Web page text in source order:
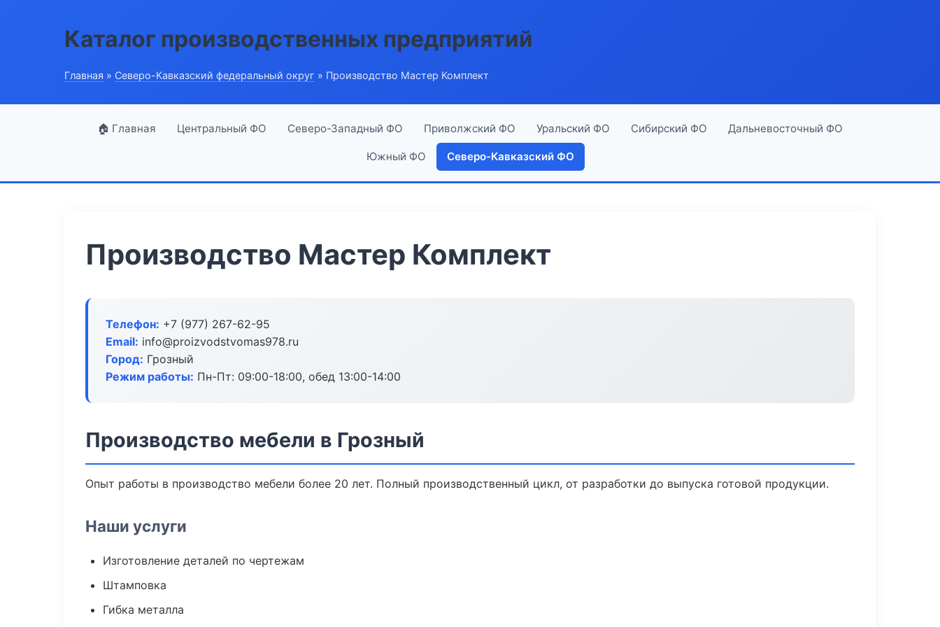
Каталог производственных предприятий
Главная » Северо-Кавказский федеральный округ » Производство Мастер Комплект
🏠 Главная Центральный ФО Северо-Западный ФО Приволжский ФО Уральский ФО Сибирский ФО Дальневосточный ФО
Южный ФО Северо-Кавказский ФО
Производство Мастер Комплект
Телефон: +7 (977) 267-62-95
Email: info@proizvodstvomas978.ru
Город: Грозный
Режим работы: Пн-Пт: 09:00-18:00, обед 13:00-14:00
Производство мебели в Грозный
Опыт работы в производство мебели более 20 лет. Полный производственный цикл, от разработки до выпуска готовой продукции.
Наши услуги
Изготовление деталей по чертежам
Штамповка
Гибка металла